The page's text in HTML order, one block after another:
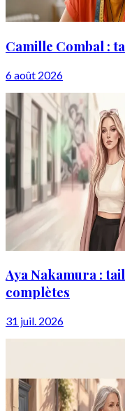
Camille Combal :
6 août 2026
Aya Nakamura :
complètes
31 juil. 2026